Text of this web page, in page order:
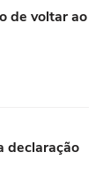
de voltar ao
declaração